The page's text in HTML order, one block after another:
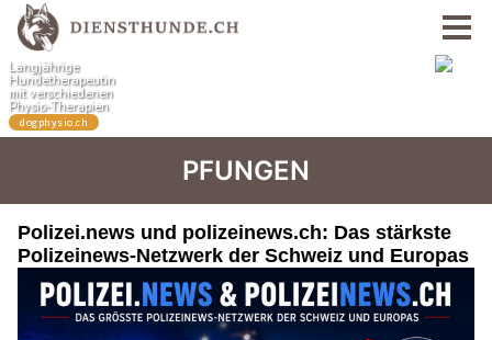
PFUNGEN
Polizei.news und polizeinews.ch: Das stärkste
Polizeinews-Netzwerk der Schweiz und Europas